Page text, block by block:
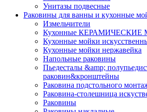
Унитазы подвесные
Раковины для ванны и кухонные
Измельчители
Кухонные
Кухонные мойки
Кухонные мойки нержавейка
Напольные раковины
Пьедесталы &amp;
раковин&кронштейны
Раковина подстольного
Раковина-столешница
Раковины